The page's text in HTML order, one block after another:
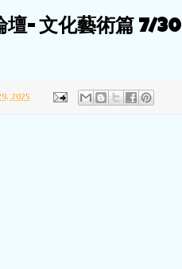
壇- 文化藝術篇 7/30
2025